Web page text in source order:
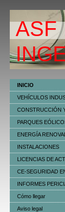
ASF
INICIO
VEHÍCULOS
CONSTRUCCIÓN
PARQUES
ENERGÍA
INSTALACIONES
LICENCIAS DE
CE-SEGURIDAD
INFORMES
Cómo llegar
Aviso legal